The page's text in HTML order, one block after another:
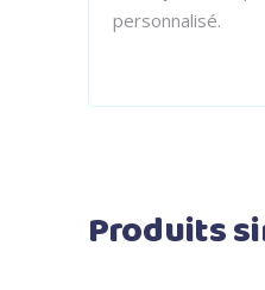
personnalisé.
Produits